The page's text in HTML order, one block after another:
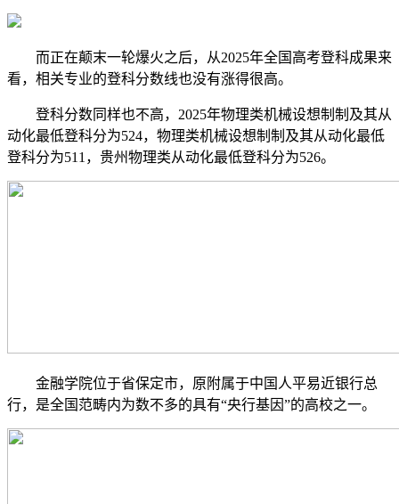
而正在颠末一轮爆火之后，从2025年全国高考登科成果来
看，相关专业的登科分数线也没有涨得很高。
登科分数同样也不高，2025年物理类机械设想制制及其从
动化最低登科分为524，物理类机械设想制制及其从动化最低
登科分为511，贵州物理类从动化最低登科分为526。
金融学院位于省保定市，原附属于中国人平易近银行总
行，是全国范畴内为数不多的具有“央行基因”的高校之一。